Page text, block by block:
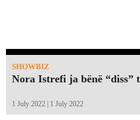
SHOWBIZ
Nora Istrefi ja bënë “diss”
1 July 2022 | 1 July 2022